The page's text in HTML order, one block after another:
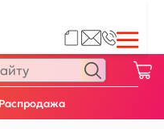
Распродажа